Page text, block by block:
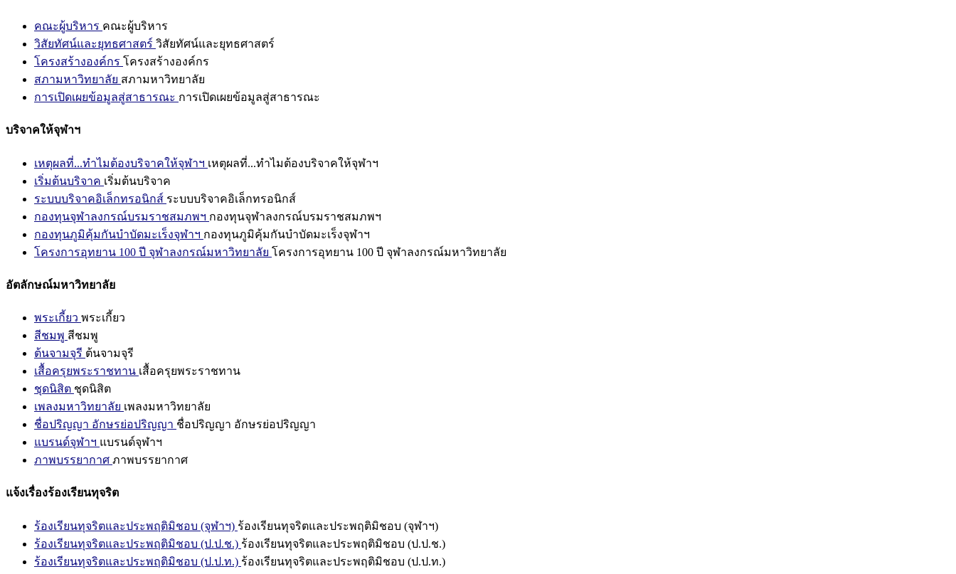
คณะผู้บริหาร คณะผู้บริหาร
วิสัยทัศน์และยุทธศาสตร์ วิสัยทัศน์และยุทธศาสตร์
โครงสร้างองค์กร โครงสร้างองค์กร
สภามหาวิทยาลัย สภามหาวิทยาลัย
การเปิดเผยข้อมูลสู่สาธารณะ การเปิดเผยข้อมูลสู่สาธารณะ
บริจาคให้จุฬาฯ
เหตุผลที่...ทำไมต้องบริจาคให้จุฬาฯ เหตุผลที่...ทำไมต้องบริจาคให้จุฬาฯ
เริ่มต้นบริจาค เริ่มต้นบริจาค
ระบบบริจาคอิเล็กทรอนิกส์ ระบบบริจาคอิเล็กทรอนิกส์
กองทุนจุฬาลงกรณ์บรมราชสมภพฯ กองทุนจุฬาลงกรณ์บรมราชสมภพฯ
กองทุนภูมิคุ้มกันบำบัดมะเร็งจุฬาฯ กองทุนภูมิคุ้มกันบำบัดมะเร็งจุฬาฯ
โครงการอุทยาน 100 ปี จุฬาลงกรณ์มหาวิทยาลัย โครงการอุทยาน 100 ปี จุฬาลงกรณ์มหาวิทยาลัย
อัตลักษณ์มหาวิทยาลัย
พระเกี้ยว พระเกี้ยว
สีชมพู สีชมพู
ต้นจามจุรี ต้นจามจุรี
เสื้อครุยพระราชทาน เสื้อครุยพระราชทาน
ชุดนิสิต ชุดนิสิต
เพลงมหาวิทยาลัย เพลงมหาวิทยาลัย
ชื่อปริญญา อักษรย่อปริญญา ชื่อปริญญา อักษรย่อปริญญา
แบรนด์จุฬาฯ แบรนด์จุฬาฯ
ภาพบรรยากาศ ภาพบรรยากาศ
แจ้งเรื่องร้องเรียนทุจริต
ร้องเรียนทุจริตและประพฤติมิชอบ (จุฬาฯ) ร้องเรียนทุจริตและประพฤติมิชอบ (จุฬาฯ)
ร้องเรียนทุจริตและประพฤติมิชอบ (ป.ป.ช.) ร้องเรียนทุจริตและประพฤติมิชอบ (ป.ป.ช.)
ร้องเรียนทุจริตและประพฤติมิชอบ (ป.ป.ท.) ร้องเรียนทุจริตและประพฤติมิชอบ (ป.ป.ท.)